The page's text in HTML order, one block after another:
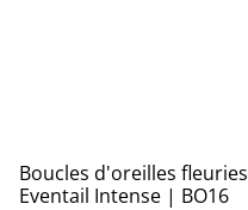
Boucles d'oreilles fleuries
Eventail Intense | BO16